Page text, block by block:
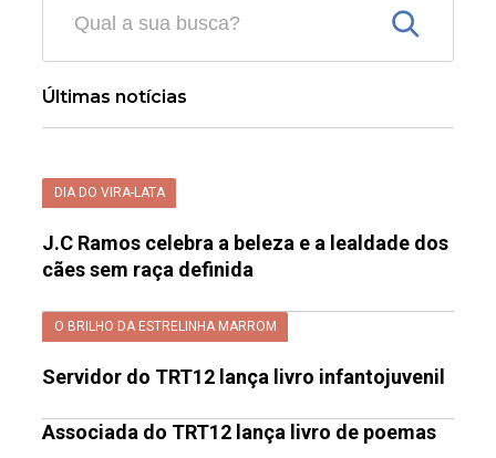
Últimas notícias
DIA DO VIRA-LATA
J.C Ramos celebra a beleza e a lealdade dos
cães sem raça definida
O BRILHO DA ESTRELINHA MARROM
Servidor do TRT12 lança livro infantojuvenil
Associada do TRT12 lança livro de poemas